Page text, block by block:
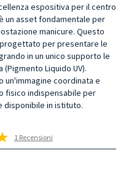
espositiva per il centro
un asset fondamentale per
manicure. Questo
per presentare le
in un unico supporto le
Liquido UV).
coordinata e
fisico indispensabile per
disponibile in istituto.
1 Recensioni